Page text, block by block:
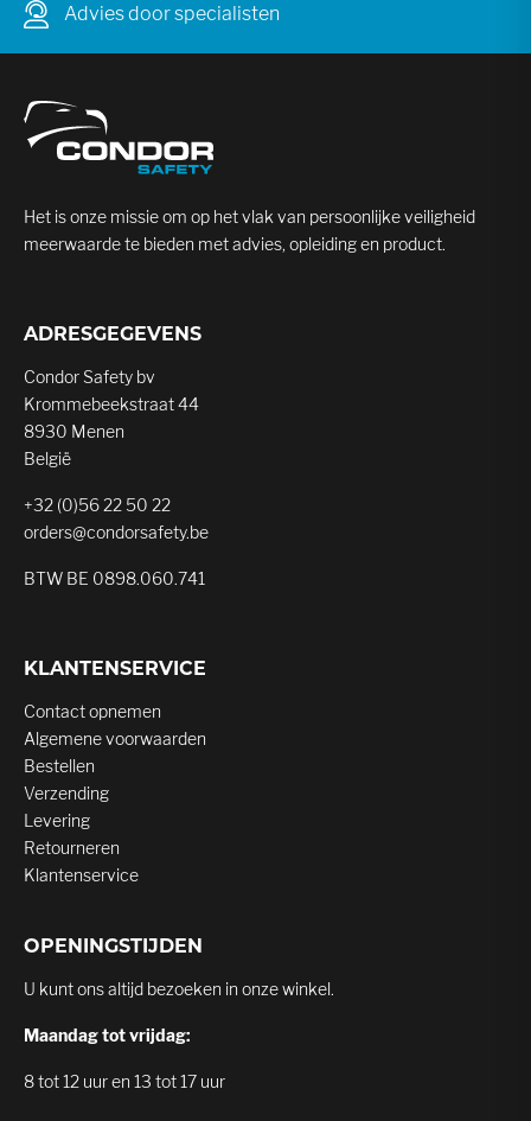
Advies door specialisten
Het is onze missie om op het vlak van persoonlijke veiligheid
meerwaarde te bieden met advies, opleiding en product.
ADRESGEGEVENS
Condor Safety bv
Krommebeekstraat 44
8930 Menen
België
+32 (0)56 22 50 22
orders@condorsafety.be
BTW BE 0898.060.741
KLANTENSERVICE
Contact opnemen
Algemene voorwaarden
Bestellen
Verzending
Levering
Retourneren
Klantenservice
OPENINGSTIJDEN
U kunt ons altijd bezoeken in onze winkel.
Maandag tot vrijdag:
8 tot 12 uur en 13 tot 17 uur